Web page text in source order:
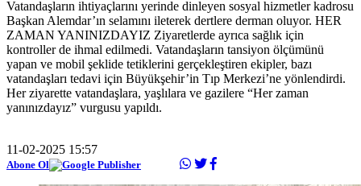
Vatandaşların ihtiyaçlarını yerinde dinleyen sosyal hizmetler kadrosu
Başkan Alemdar’ın selamını ileterek dertlere derman oluyor. HER
ZAMAN YANINIZDAYIZ Ziyaretlerde ayrıca sağlık için
kontroller de ihmal edilmedi. Vatandaşların tansiyon ölçümünü
yapan ve mobil şeklide tetiklerini gerçekleştiren ekipler, bazı
vatandaşları tedavi için Büyükşehir’in Tıp Merkezi’ne yönlendirdi.
Her ziyarette vatandaşlara, yaşlılara ve gazilere “Her zaman
yanınızdayız” vurgusu yapıldı.
11-02-2025 15:57
Abone Ol